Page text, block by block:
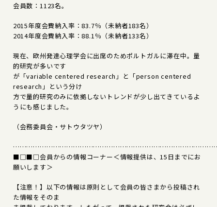
会員数：1123名。
2015年度会費納入率：83.7％（未納者183名）
2014年度会費納入率：88.1％（未納者133名）
現在、欧州発達心理学会に出席のためポルトガルに滞在中。量
的研究が多いです
が「variable centered research」と「person centered
research」という分け
方で量的研究のみに依拠しないトレンドが少し出てきているよ
うにも感じました。
（会務委員会・サトウタツヤ）
■□■□会員からの情報コーナー＜情報提供は、15日までにお
願いします＞
【注意！】以下の情報は原則として会員の皆さまから投稿され
た情報をそのま